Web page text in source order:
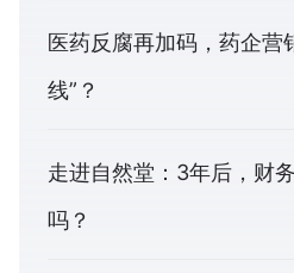
医药反腐再加码，药企营
线”？
走进自然堂：3年后，财
吗？